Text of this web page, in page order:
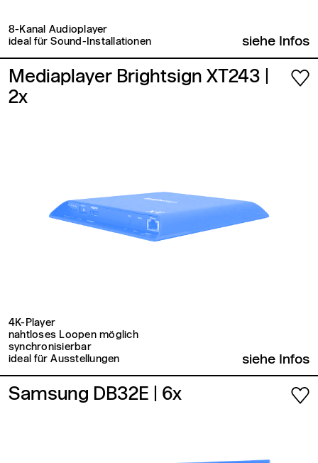
8-Kanal Audioplayer
ideal für Sound-Installationen
siehe Infos
Mediaplayer Brightsign XT243
2x
4K-Player
nahtloses Loopen möglich
synchronisierbar
ideal für Ausstellungen
siehe Infos
Samsung DB32E | 6x